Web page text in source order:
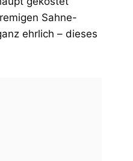
Sahne-
ehrlich – dieses